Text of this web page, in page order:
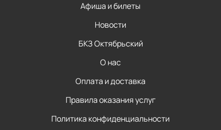
Афиша и билеты
Новости
БКЗ Октябрьский
О нас
Оплата и доставка
Правила оказания услуг
Политика конфиденциальности